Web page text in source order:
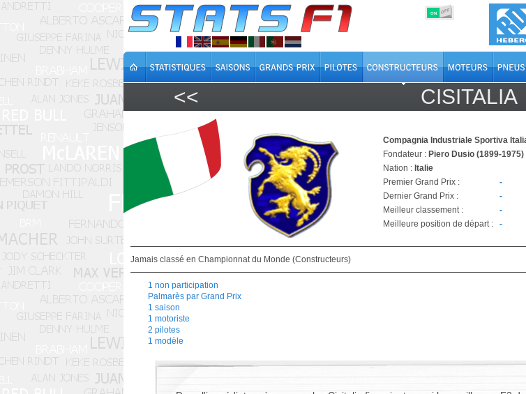
ON OFF
<< CISITALIA
Compagnia Industriale Sportiva
Fondateur : Piero Dusio (1899-
Nation : Italie
Premier Grand Prix :
-
Dernier Grand Prix :
-
Meilleur classement :
-
Meilleure position de départ :
-
Jamais classé en Championnat du Monde (Constructeurs)
1 non participation
Palmarès par Grand Prix
1 saison
1 motoriste
2 pilotes
1 modèle